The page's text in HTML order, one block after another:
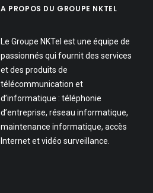
A PROPOS DU GROUPE NKTEL
Le Groupe NKTel est une équipe de
passionnés qui fournit des services
et des produits de
télécommunication et
d’informatique : téléphonie
d’entreprise, réseau informatique,
maintenance informatique, accès
Internet et vidéo surveillance.